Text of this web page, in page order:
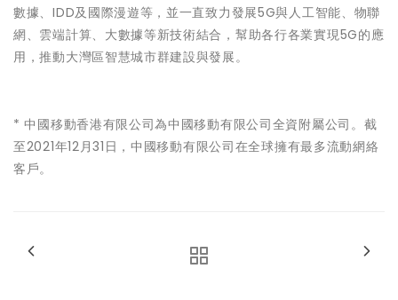
數據、IDD及國際漫遊等，並一直致力發展5G與人工智能、物聯
網、雲端計算、大數據等新技術結合，幫助各行各業實現5G的應
用，推動大灣區智慧城市群建設與發展。
* 中國移動香港有限公司為中國移動有限公司全資附屬公司。截
至2021年12月31日，中國移動有限公司在全球擁有最多流動網絡
客戶。